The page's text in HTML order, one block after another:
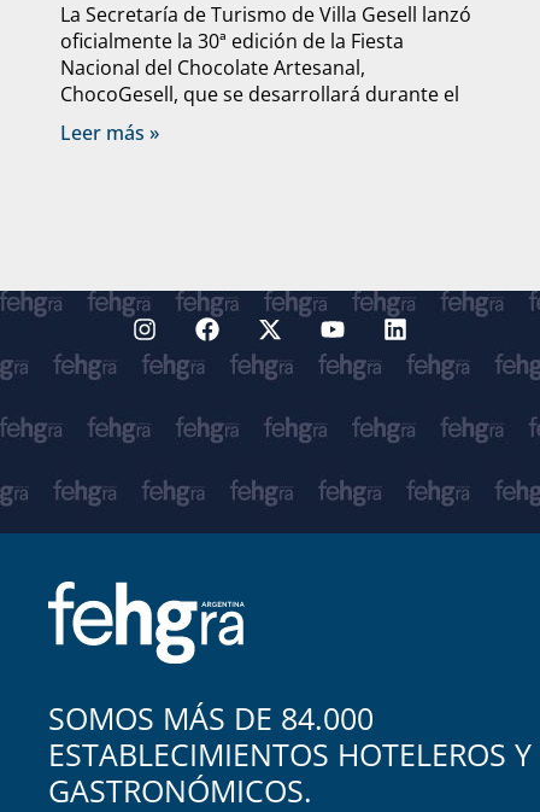
La Secretaría de Turismo de Villa Gesell lanzó
oficialmente la 30ª edición de la Fiesta
Nacional del Chocolate Artesanal,
ChocoGesell, que se desarrollará durante el
Leer más »
SOMOS MÁS DE 84.000
ESTABLECIMIENTOS HOTELEROS Y
GASTRONÓMICOS.